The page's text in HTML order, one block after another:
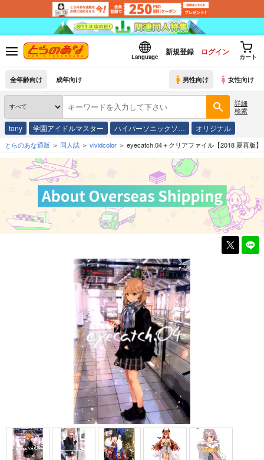
Language
新規登録 ログイン
カート
全年齢向け 成年向け 男性向け 女性向け
詳細
検索
tony 学園アイドルマスター ハイパーソニックソ… オリジナル
とらのあな通販 同人誌 vividcolor eyecatch.04＋クリアファイル【2018 夏再版】